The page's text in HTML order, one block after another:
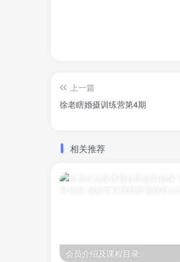
上一篇
徐老瞎婚摄训练营第4期
相关推荐
会员介绍及课程目录